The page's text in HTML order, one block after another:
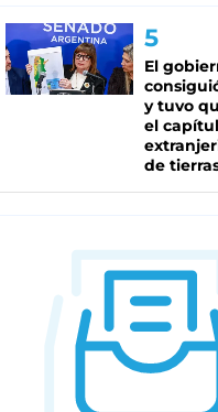
El
y tuvo
el
de